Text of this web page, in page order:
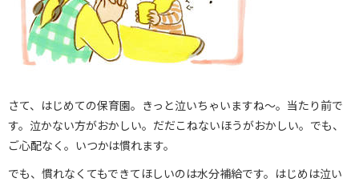
さて、はじめての保育園。きっと泣いちゃいますね～。当たり前で
す。泣かない方がおかしい。だだこねないほうがおかしい。でも、
ご心配なく。いつかは慣れます。
でも、慣れなくてもできてほしいのは水分補給です。はじめは泣い